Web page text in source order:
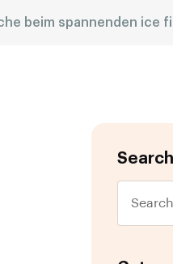
beim spannenden ice
Search